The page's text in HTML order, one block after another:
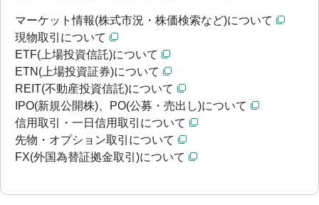
マーケット情報(株式市況・株価検索など)について
現物取引について
ETF(上場投資信託)について
ETN(上場投資証券)について
REIT(不動産投資信託)について
IPO(新規公開株)、PO(公募・売出し)について
信用取引・一日信用取引について
先物・オプション取引について
FX(外国為替証拠金取引)について